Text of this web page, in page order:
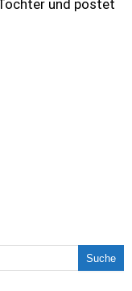
und postet